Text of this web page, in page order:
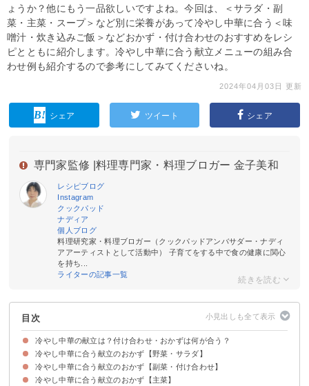
ょうか？他にもう一品欲しいですよね。今回は、＜サラダ・副
菜・主菜・スープ＞など別に栄養があって冷やし中華に合う＜味
噌汁・炊き込みご飯＞などおかず・付け合わせのおすすめをレシ
ピとともに紹介します。冷やし中華に合う献立メニューの組み合
わせ例も紹介するので参考にしてみてくださいね。
2024年04月03日 更新
シェア ツイート シェア
専門家監修 | 料理専門家・料理ブロガー 金子美和
レシピブログ
Instagram
クックパッド
ナディア
個人ブログ
料理研究家・料理ブロガー（クックパッドアンバサダー・ナディ
アアーティストとして活動中） 子育てをする中で食の健康に関心
を持ち...
ライターの記事一覧
目次
冷やし中華の献立は？付け合わせ・おかずは何が合う？
冷やし中華に合う献立のおかず【野菜・サラダ】
①キャベツとツナのサラダ
②人参とナッツのサラダ
③かぼちゃとベーコンのサラダ
④サラダチキンと豆のサラダ
⑤春キャベツの焼きサラダ
冷やし中華に合う献立のおかず【副菜・付け合わせ】
①焼きなすのディップ
②トマトと卵の炒め物
③厚揚げの味噌マヨネーズ焼き
④サーモンとアボカドのユッケ
⑤じゃがいものチーズ焼き
冷やし中華に合う献立のおかず【主菜】